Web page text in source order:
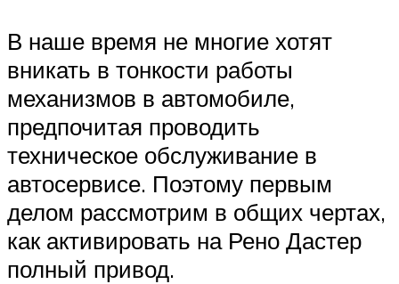
В наше время не многие хотят
вникать в тонкости работы
механизмов в автомобиле,
предпочитая проводить
техническое обслуживание в
автосервисе. Поэтому первым
делом рассмотрим в общих чертах,
как активировать на Рено Дастер
полный привод.